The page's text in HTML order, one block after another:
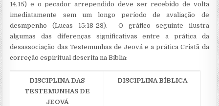
14,15) e o pecador arrependido deve ser recebido de volta
imediatamente sem um longo período de avaliação de
desmpenho (Lucas 15:18-23). O gráfico seguinte ilustra
algumas das diferenças significativas entre a prática da
desassociação das Testemunhas de Jeová e a prática Cristã da
correção espiritual descrita na Bíblia:
DISCIPLINA DAS
TESTEMUNHAS DE
JEOVÁ
DISCIPLINA BÍBLICA